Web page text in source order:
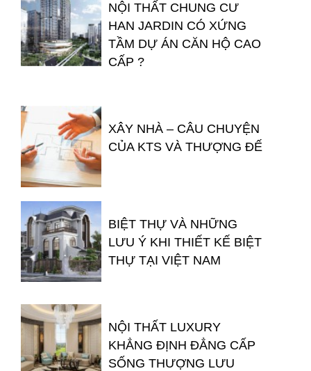
NỘI THẤT CHUNG CƯ
HAN JARDIN CÓ XỨNG
TẦM DỰ ÁN CĂN HỘ CAO
CẤP ?
XÂY NHÀ – CÂU CHUYỆN
CỦA KTS VÀ THƯỢNG ĐẾ
BIỆT THỰ VÀ NHỮNG
LƯU Ý KHI THIẾT KẾ BIỆT
THỰ TẠI VIỆT NAM
NỘI THẤT LUXURY
KHẲNG ĐỊNH ĐẲNG CẤP
SỐNG THƯỢNG LƯU